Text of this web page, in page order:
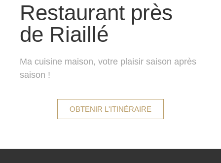
Restaurant près
de Riaillé
Ma cuisine maison, votre plaisir saison après
saison !
OBTENIR L'ITINÉRAIRE